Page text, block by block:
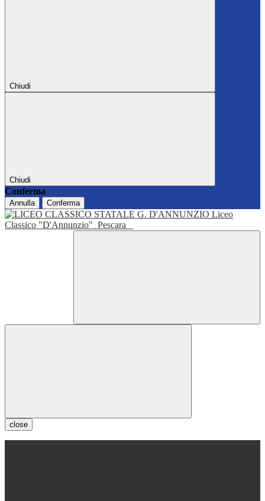
Chiudi
Chiudi
Conferma
Annulla Conferma
Liceo
Classico "D'Annunzio" Pescara
close